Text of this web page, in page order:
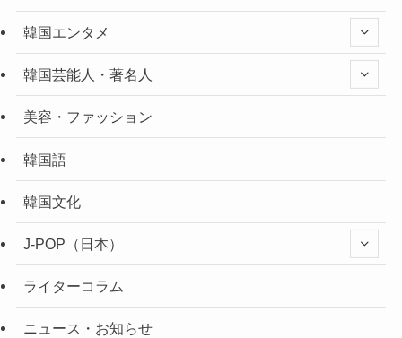
韓国エンタメ
韓国芸能人・著名人
美容・ファッション
韓国語
韓国文化
J-POP（日本）
ライターコラム
ニュース・お知らせ